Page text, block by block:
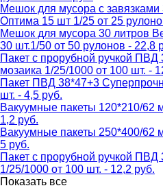
Мешок для мусора с
Оптима 15 шт 1/25 от 25
Мешок для мусора 30 литров
30 шт.1/50 от 50 рулонов - 22,8
Пакет с прорубной ручкой
мозаика 1/25/1000 от 100 шт. -
Пакет ПВД 38*47+3
шт. - 4,5 руб.
Вакуумные пакеты 120*210/62
1,2 руб.
Вакуумные пакеты 250*400/62
5 руб.
Пакет с прорубной ручкой ПВД
1/25/1000 от 100 шт. - 12,2 руб.
Показать все